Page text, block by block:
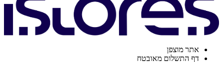
אתר מוצפן
דף התשלום מאובטח